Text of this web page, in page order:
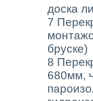
доска
7
бруске)
8
680мм,